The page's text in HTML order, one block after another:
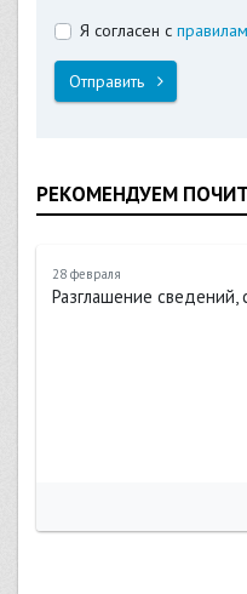
Я согласен с
Отправить
РЕКОМЕНДУЕМ
28 февраля
Разглашение